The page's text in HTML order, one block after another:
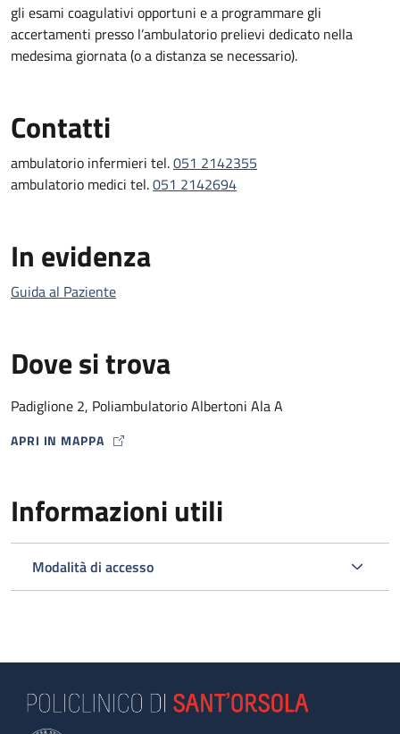
gli esami coagulativi opportuni e a programmare gli
accertamenti presso l’ambulatorio prelievi dedicato nella
medesima giornata (o a distanza se necessario).
Contatti
ambulatorio infermieri tel.051 2142355
ambulatorio medici tel.051 2142694
In evidenza
Guida al Paziente
Dove si trova
Padiglione 2, Poliambulatorio Albertoni Ala A
APRI IN MAPPA
MAP ICON
Informazioni utili
Modalità di accesso